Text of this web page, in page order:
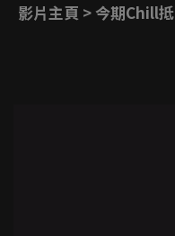
影片主頁 > 今期Chill抵